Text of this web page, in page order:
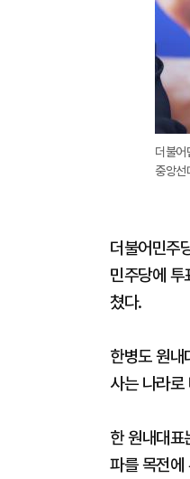
더불어
중앙선
더불어민주
민주당에 투
쳤다.
한병도 원내
사는 나라로
한 원내대
파를 목전에